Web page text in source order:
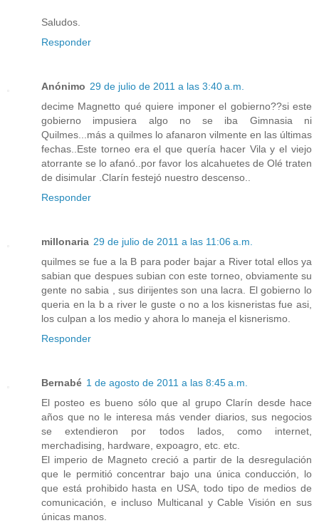
Saludos.
Responder
Anónimo 29 de julio de 2011 a las 3:40 a.m.
decime Magnetto qué quiere imponer el gobierno??si este
gobierno impusiera algo no se iba Gimnasia ni
Quilmes...más a quilmes lo afanaron vilmente en las últimas
fechas..Este torneo era el que quería hacer Vila y el viejo
atorrante se lo afanó..por favor los alcahuetes de Olé traten
de disimular .Clarín festejó nuestro descenso..
Responder
millonaria 29 de julio de 2011 a las 11:06 a.m.
quilmes se fue a la B para poder bajar a River total ellos ya
sabian que despues subian con este torneo, obviamente su
gente no sabia , sus dirijentes son una lacra. El gobierno lo
queria en la b a river le guste o no a los kisneristas fue asi,
los culpan a los medio y ahora lo maneja el kisnerismo.
Responder
Bernabé 1 de agosto de 2011 a las 8:45 a.m.
El posteo es bueno sólo que al grupo Clarín desde hace
años que no le interesa más vender diarios, sus negocios
se extendieron por todos lados, como internet,
merchadising, hardware, expoagro, etc. etc.
El imperio de Magneto creció a partir de la desregulación
que le permitió concentrar bajo una única conducción, lo
que está prohibido hasta en USA, todo tipo de medios de
comunicación, e incluso Multicanal y Cable Visión en sus
únicas manos.